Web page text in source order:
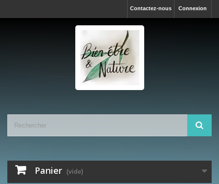
Connexion
Contactez-nous
Panier (vide)